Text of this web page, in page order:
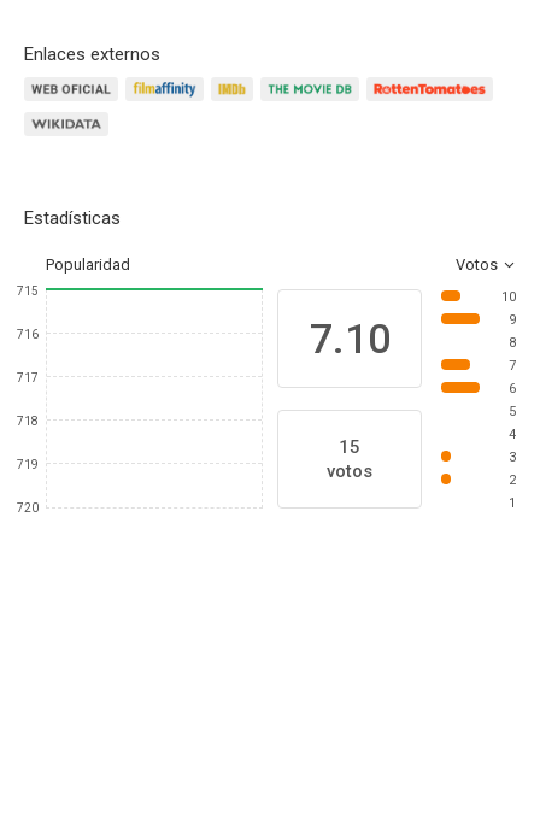
Enlaces externos
Estadísticas
Popularidad Votos
715
716
717
718
719
720
7.10
15
votos
10
9
8
7
6
5
4
3
2
1